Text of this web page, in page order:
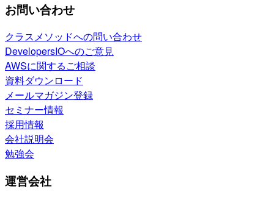
お問い合わせ
クラスメソッドへの問い合わせ
DevelopersIOへのご意見
AWSに関するご相談
資料ダウンロード
メールマガジン登録
セミナー情報
採用情報
会社説明会
勉強会
運営会社